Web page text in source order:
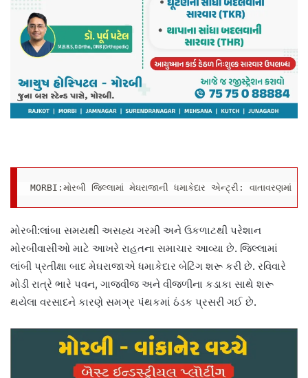
MORBI:મોરબી જિલ્લામાં મેઘરાજાની ધમાકેદાર એન્ટ્રી:
મોરબી:લાંબા સમયથી અસહ્ય ગરમી અને ઉકળાટથી પરેશાન
મોરબીવાસીઓ માટે આખરે રાહતના સમાચાર આવ્યા છે. જિલ્લામાં
લાંબી પ્રતીક્ષા બાદ મેઘરાજાએ ધમાકેદાર બેટિંગ શરૂ કરી છે. રવિવારે
મોડી રાત્રે ભારે પવન, ગાજવીજ અને વીજળીના કડાકા સાથે શરૂ
થયેલા વરસાદને કારણે સમગ્ર પંથકમાં ઠંડક પ્રસરી ગઈ છે.